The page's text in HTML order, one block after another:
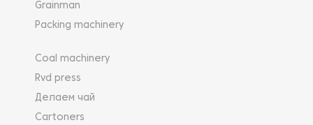
Grainman
Packing machinery
Coal machinery
Rvd press
Делаем чай
Cartoners